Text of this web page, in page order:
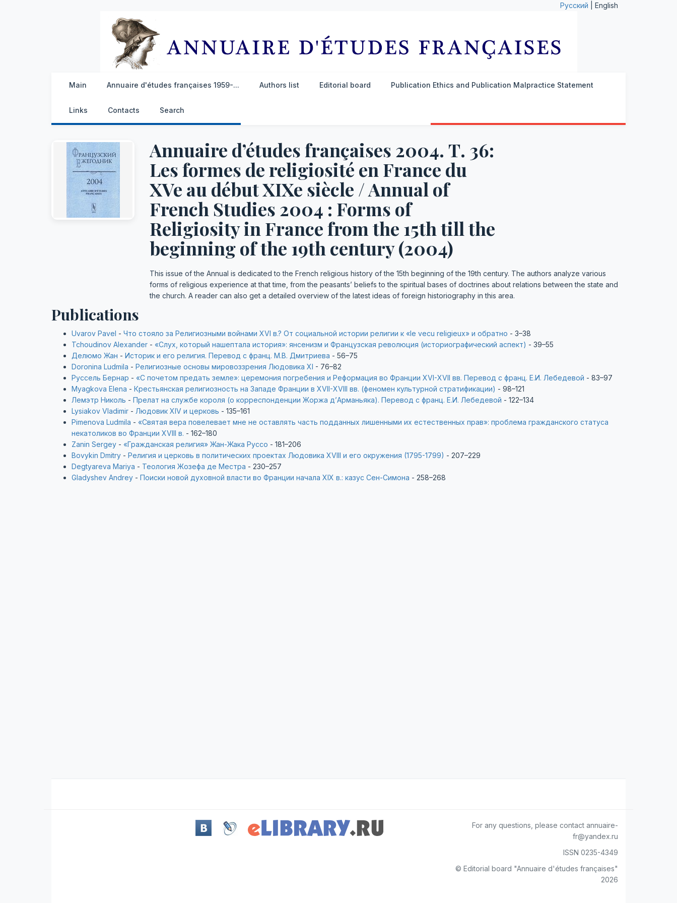
Русский | English
Main Annuaire d'études françaises 1959-... Authors list Editorial board Publication Ethics and Publication Malpractice Statement
Links Contacts Search
Annuaire d’études françaises 2004. Т. 36:
Les formes de religiosité en France du
XVe au début XIXe siècle / Annual of
French Studies 2004 : Forms of
Religiosity in France from the 15th till the
beginning of the 19th century (2004)
This issue of the Annual is dedicated to the French religious history of the 15th beginning of the 19th century. The authors analyze various
forms of religious experience at that time, from the peasants’ beliefs to the spiritual bases of doctrines about relations between the state and
the church. A reader can also get a detailed overview of the latest ideas of foreign historiography in this area.
Publications
Uvarov Pavel - Что стояло за Религиозными войнами XVI в.? От социальной истории религии к «le vecu religieux» и обратно - 3–38
Tchoudinov Alexander - «Слух, который нашептала история»: янсенизм и Французская революция (историографический аспект) - 39–55
Делюмо Жан - Историк и его религия. Перевод с франц. М.В. Дмитриева - 56–75
Doronina Ludmila - Религиозные основы мировоззрения Людовика XI - 76–82
Руссель Бернар - «С почетом предать земле»: церемония погребения и Реформация во Франции XVI-XVII вв. Перевод с франц. Е.И. Лебедевой - 83–97
Myagkova Elena - Крестьянская религиозность на Западе Франции в XVII-XVIII вв. (феномен культурной стратификации) - 98–121
Лемэтр Николь - Прелат на службе короля (о корреспонденции Жоржа д’Арманьяка). Перевод с франц. Е.И. Лебедевой - 122–134
Lysiakov Vladimir - Людовик XIV и церковь - 135–161
Pimenova Ludmila - «Святая вера повелевает мне не оставлять часть подданных лишенными их естественных прав»: проблема гражданского статуса
некатоликов во Франции XVIII в. - 162–180
Zanin Sergey - «Гражданская религия» Жан-Жака Руссо - 181–206
Bovykin Dmitry - Религия и церковь в политических проектах Людовика XVIII и его окружения (1795-1799) - 207–229
Degtyareva Mariya - Теология Жозефа де Местра - 230–257
Gladyshev Andrey - Поиски новой духовной власти во Франции начала ХIХ в.: казус Сен-Симона - 258–268
For any questions, please contact annuaire-
fr@yandex.ru
ISSN 0235-4349
© Editorial board "Annuaire d'études françaises"
2026